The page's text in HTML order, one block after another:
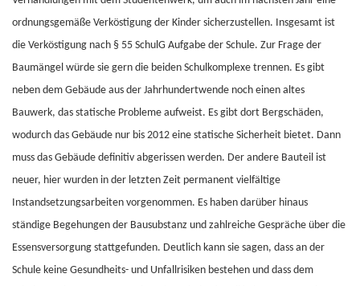
ordnungsgemäße Verköstigung der Kinder sicherzustellen. Insgesamt ist
die Verköstigung nach § 55 SchulG Aufgabe der Schule. Zur Frage der
Baumängel würde sie gern die beiden Schulkomplexe trennen. Es gibt
neben dem Gebäude aus der Jahrhundertwende noch einen altes
Bauwerk, das statische Probleme aufweist. Es gibt dort Bergschäden,
wodurch das Gebäude nur bis 2012 eine statische Sicherheit bietet. Dann
muss das Gebäude definitiv abgerissen werden. Der andere Bauteil ist
neuer, hier wurden in der letzten Zeit permanent vielfältige
Instandsetzungsarbeiten vorgenommen. Es haben darüber hinaus
ständige Begehungen der Bausubstanz und zahlreiche Gespräche über die
Essensversorgung stattgefunden. Deutlich kann sie sagen, dass an der
Schule keine Gesundheits- und Unfallrisiken bestehen und dass dem